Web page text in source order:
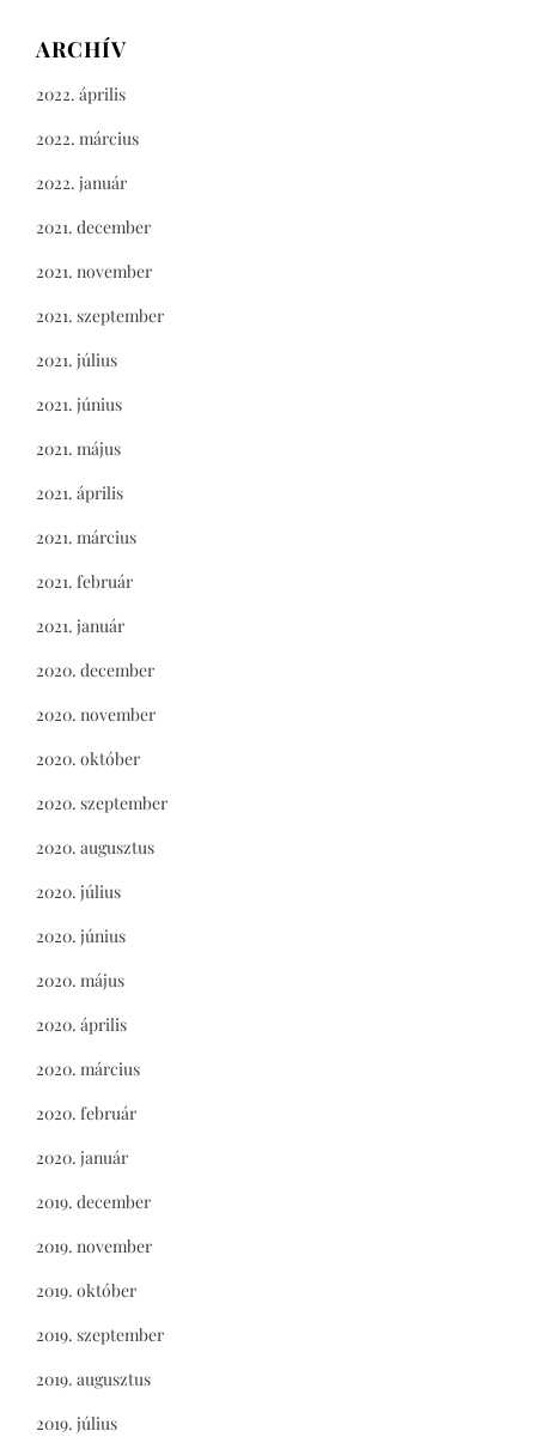
ARCHÍV
2022. április
2022. március
2022. január
2021. december
2021. november
2021. szeptember
2021. július
2021. június
2021. május
2021. április
2021. március
2021. február
2021. január
2020. december
2020. november
2020. október
2020. szeptember
2020. augusztus
2020. július
2020. június
2020. május
2020. április
2020. március
2020. február
2020. január
2019. december
2019. november
2019. október
2019. szeptember
2019. augusztus
2019. július